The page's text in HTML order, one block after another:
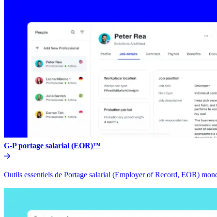
G-P portage salarial (EOR)™​​
Outils essentiels de Portage salarial (Employer of Record, EOR)